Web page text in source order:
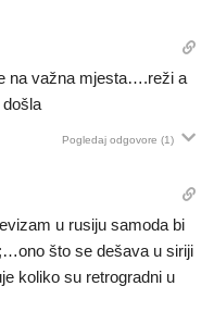
na važna mjesta….reži a
Pogledaj odgovore (1)
u rusiju samoda bi
što se dešava u siriji
koliko su retrogradni u